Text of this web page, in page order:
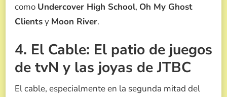
como Undercover High School, Oh My Ghost
Clientsy Moon River.
4. El Cable: El patio de juegos
de tvN y las joyas de JTBC
El cable, especialmente en la segunda mitad del